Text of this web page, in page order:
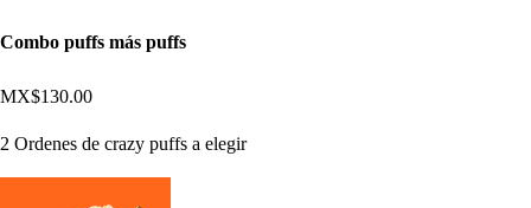
Combo puffs más puffs
MX$130.00
2 Ordenes de crazy puffs a elegir